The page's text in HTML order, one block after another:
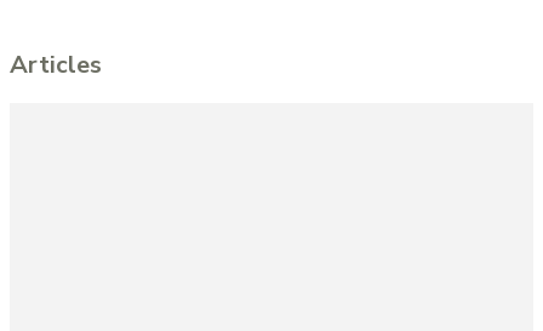
Articles